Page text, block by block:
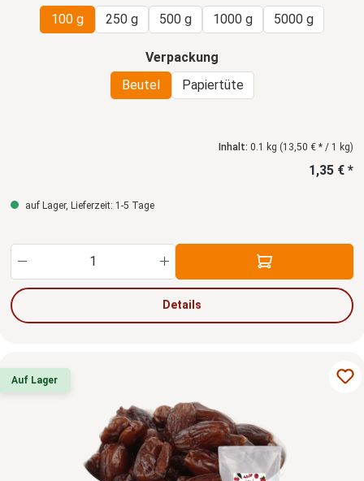
100 g
250 g 500 g 1000 g 5000 g
Verpackung
Beutel
Papiertüte
Inhalt: 0.1 kg (13,50 € * / 1 kg)
1,35 € *
auf Lager, Lieferzeit: 1-5 Tage
Produkt Anzahl: Gib den gewünschten Wert
Details
Auf Lager